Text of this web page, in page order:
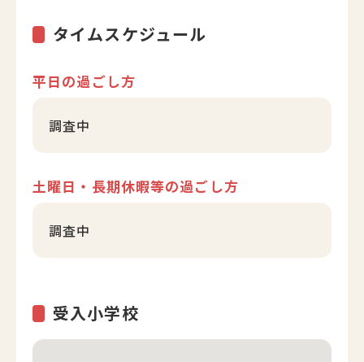
タイムスケジュール
平日の過ごし方
調査中
土曜日・長期休暇等の過ごし方
調査中
受入小学校